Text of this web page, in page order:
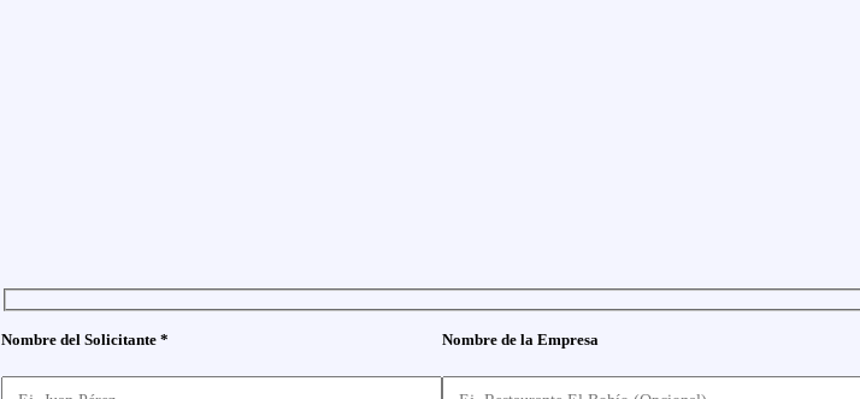
Nombre del Solicitante * Nombre de la Empresa